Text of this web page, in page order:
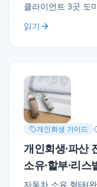
클라이언트 3곳 도
42만원 × 36개월 변
실무 조언 3가지.
읽기
개인회생 가이드
개인회생·파산
소유·할부·리
자동차 소유 형태(